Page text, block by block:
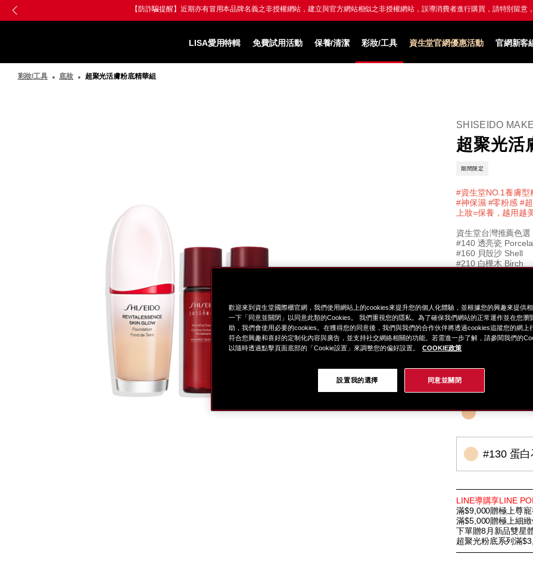
至
Skip
to
LINE導購享LINE POINTS 最高8%回饋， 滿額再贈300點 點我享回饋→
堂
國
LISA愛用特輯 免費試用活動 保養/清潔 彩妝/工具 資生堂官網優惠活動 官網新客
彩妝/工具 底妝 超聚光活膚粉底精華組
SHISEIDO
超聚光活
期間限定
#資生堂NO.1養膚型
#神保濕 #零粉感 #
上妝=保養，越用越
資生堂台灣推薦色選
#140 透亮瓷
#160 貝殼沙 Shell
#210 白樺木 Birch
贈品：
紅妍山茶花修護精
紅色活酵超導奇蹟
價值$4,656
售價$2,300
細
節
https://
項
目
編
號。
SB000002325
變
動
選擇 色號: opal
#130 蛋白
特
別
優
惠
LINE導購享LINE
滿$9,000贈極上尊寵
滿$5,000贈極上細
下單贈8月新品雙星
超聚光粉底系列滿
歡迎來到資生堂國際櫃官網，我們使用網站上的cookies來提升您的個人化體驗，並根據您的興趣來提供
一下「同意並關閉」以同意此類的Cookies。 我們重視您的隱私。為了確保我們網站的正常運作並在您瀏
助，我們會使用必要的cookies。在獲得您的同意後，我們與我們的合作伙伴將透過cookies追蹤您的網上
符合您興趣和喜好的定制化內容與廣告，並支持社交網絡相關的功能。若需進一步了解，請參閱我們的
以隨時透過點擊頁面底部的「Cookie設置」來調整您的偏好設置。
COOKIE政策
設置我的選擇 同意並關閉